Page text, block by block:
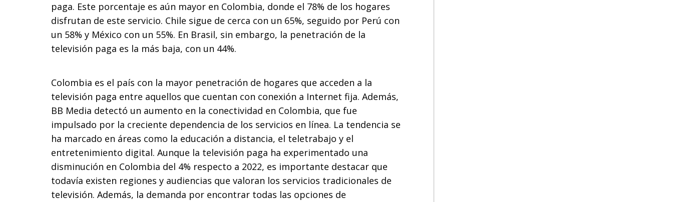
paga. Este porcentaje es aún mayor en Colombia, donde el 78% de los hogares
disfrutan de este servicio. Chile sigue de cerca con un 65%, seguido por Perú con
un 58% y México con un 55%. En Brasil, sin embargo, la penetración de la
televisión paga es la más baja, con un 44%.
Colombia es el país con la mayor penetración de hogares que acceden a la
televisión paga entre aquellos que cuentan con conexión a Internet fija. Además,
BB Media detectó un aumento en la conectividad en Colombia, que fue
impulsado por la creciente dependencia de los servicios en línea. La tendencia se
ha marcado en áreas como la educación a distancia, el teletrabajo y el
entretenimiento digital. Aunque la televisión paga ha experimentado una
disminución en Colombia del 4% respecto a 2022, es importante destacar que
todavía existen regiones y audiencias que valoran los servicios tradicionales de
televisión. Además, la demanda por encontrar todas las opciones de